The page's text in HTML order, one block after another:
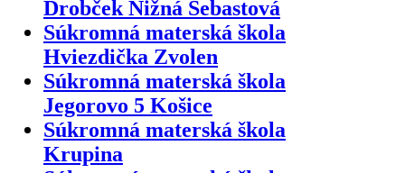
Drobček Nižná Šebastová
Súkromná materská škola
Hviezdička Zvolen
Súkromná materská škola
Jegorovo 5 Košice
Súkromná materská škola
Krupina